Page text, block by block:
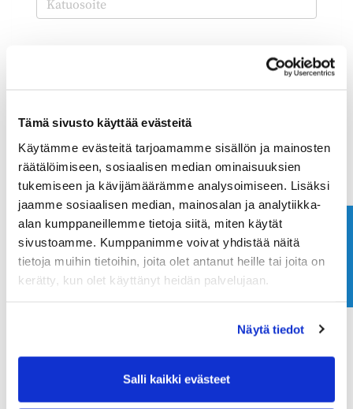
Tämä sivusto käyttää evästeitä
Käytämme evästeitä tarjoamamme sisällön ja mainosten
räätälöimiseen, sosiaalisen median ominaisuuksien
tukemiseen ja kävijämäärämme analysoimiseen. Lisäksi
jaamme sosiaalisen median, mainosalan ja analytiikka-
alan kumppaneillemme tietoja siitä, miten käytät
sivustoamme. Kumppanimme voivat yhdistää näitä
tietoja muihin tietoihin, joita olet antanut heille tai joita on
kerätty, kun olet käyttänyt heidän palvelujaan.
Näytä tiedot
Salli kaikki evästeet
Suomi
Golf jäsenyys
Valitse seura:
Jäsennumero:
Rekisteröidy
Haluan tilata Ringside Golf uutiskirjeen
Olen lukenuttietosuojaselosteen
henkilötietojeni käsittelyn (*)